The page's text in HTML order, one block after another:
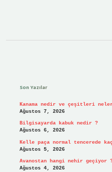
Son Yazılar
Kanama nedir ve çeşitleri
Ağustos 7, 2026
Bilgisayarda kabuk nedir ?
Ağustos 6, 2026
Kelle paça normal tencerede
Ağustos 5, 2026
Avanostan hangi nehir geçiyor
Ağustos 4, 2026